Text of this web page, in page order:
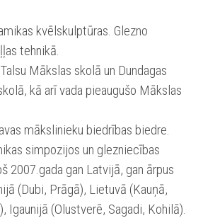
kvēlskulptūras. Glezno
tehnikā.
Mākslas skolā un Dundagas
kā arī vada pieaugušo Mākslas
mākslinieku biedrības biedre.
simpozijos un glezniecības
2007.gada gan Latvijā, gan ārpus
(Dubi, Prāgā), Lietuvā (Kauņā,
Igaunijā (Olustverē, Sagadi, Kohilā).